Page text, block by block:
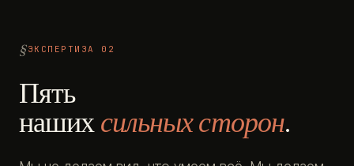
ЭКСПЕРТИЗА 02
Пять
нашихсильных сторон.